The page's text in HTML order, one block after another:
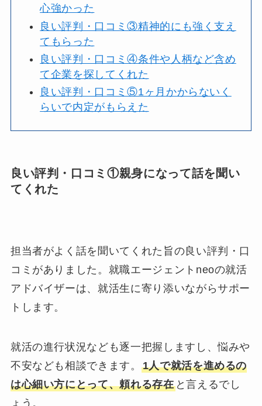
心強かった
良い評判・口コミ③精神的にも強く支え
てもらった
良い評判・口コミ④条件や人柄など含め
て企業を探してくれた
良い評判・口コミ⑤1ヶ月かからないく
らいで内定がもらえた
良い評判・口コミ①親身になって話を聞い
てくれた
担当者がよく話を聞いてくれた旨の良い評判・口
コミがありました。就職エージェントneoの就活
アドバイザーは、就活生に寄り添いながらサポー
トします。
就活の進行状況なども逐一把握しますし、悩みや
不安なども相談できます。 1人で就活を進めるの
は心細い方にとって、頼れる存在と言えるでし
ょう。